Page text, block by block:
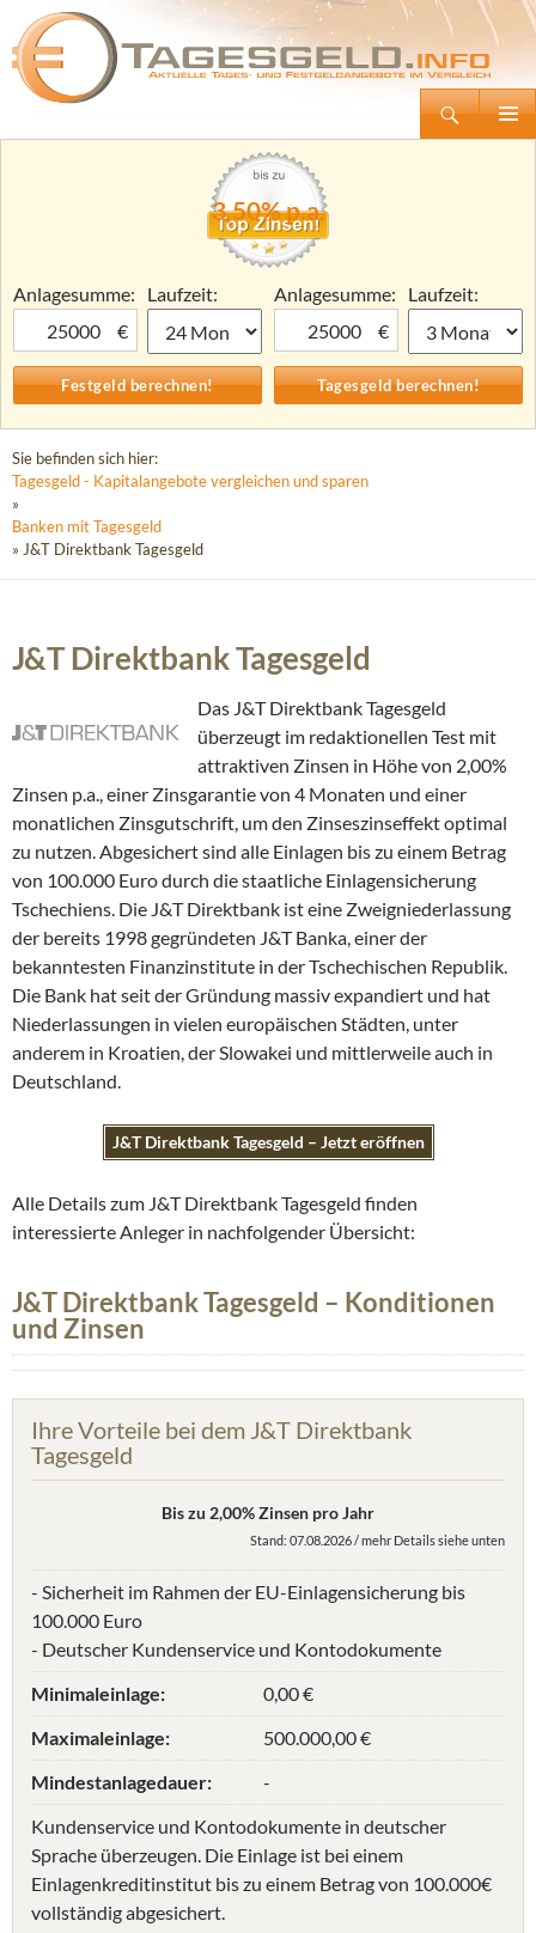
Tagesgeld.info – Tagesgeldkonten vergleichen und Tagesgeld-Zinsen berechnen
Zum
3,50% p.a.
Anlagesumme:
€
Laufzeit:
Anlagesumme:
€
Laufzeit:
Sie befinden sich hier:
Tagesgeld - Kapitalangebote vergleichen und sparen
»
Banken mit Tagesgeld
» J&T Direktbank Tagesgeld
J&T Direktbank Tagesgeld
Das J&T Direktbank Tagesgeld
überzeugt im redaktionellen Test mit
attraktiven Zinsen in Höhe von 2,00%
Zinsen p.a., einer Zinsgarantie von 4 Monaten und einer
monatlichen Zinsgutschrift, um den Zinseszinseffekt optimal
zu nutzen. Abgesichert sind alle Einlagen bis zu einem Betrag
von 100.000 Euro durch die staatliche Einlagensicherung
Tschechiens. Die J&T Direktbank ist eine Zweigniederlassung
der bereits 1998 gegründeten J&T Banka, einer der
bekanntesten Finanzinstitute in der Tschechischen Republik.
Die Bank hat seit der Gründung massiv expandiert und hat
Niederlassungen in vielen europäischen Städten, unter
anderem in Kroatien, der Slowakei und mittlerweile auch in
Deutschland.
J&T Direktbank Tagesgeld – Jetzt eröffnen
Alle Details zum J&T Direktbank Tagesgeld finden
interessierte Anleger in nachfolgender Übersicht:
J&T Direktbank Tagesgeld – Konditionen
und Zinsen
Ihre Vorteile bei dem J&T Direktbank
Tagesgeld
Bis zu 2,00% Zinsen pro Jahr
Stand: 07.08.2026 / mehr Details siehe unten
- Sicherheit im Rahmen der EU-Einlagensicherung bis
100.000 Euro
- Deutscher Kundenservice und Kontodokumente
Minimaleinlage:
0,00 €
Maximaleinlage:
500.000,00 €
Mindestanlagedauer:
-
Kundenservice und Kontodokumente in deutscher
Sprache überzeugen. Die Einlage ist bei einem
Einlagenkreditinstitut bis zu einem Betrag von 100.000€
vollständig abgesichert.